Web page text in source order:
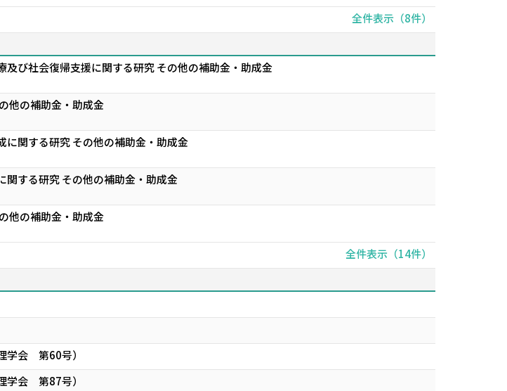
全件表示（8件）
び社会復帰支援に関する研究 その他の補助金・助成金
他の補助金・助成金
に関する研究 その他の補助金・助成金
関する研究 その他の補助金・助成金
他の補助金・助成金
全件表示（14件）
学会 第60号）
学会 第87号）